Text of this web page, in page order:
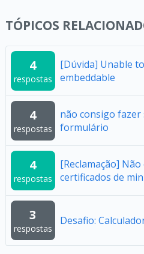
TÓPICOS
4
respostas
[Dúvida] Unable
embeddable
4
respostas
não consigo
formulário
4
respostas
[Reclamação]
certificados de
3
respostas
Desafio: